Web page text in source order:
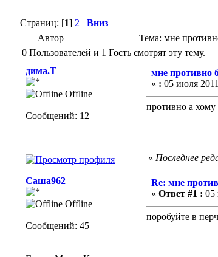
Страниц: [1] 2 Вниз
Автор
Тема: мне
0 Пользователей и 1 Гость смотрят эту тему.
дима.Т
Offline
Сообщений: 12
мне противно
« : 05 июля
противно а хому
« Последнее
Саша962
Offline
Сообщений: 45
Re: мне
« Ответ #1 : 05
поробуйте в